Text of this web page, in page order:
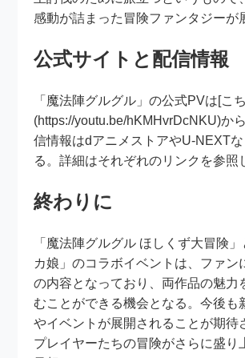
感動が詰まった冒険ファンタジーが
公式サイトと配信情報
「魔法陣グルグル」の公式PVは[こ
(https://youtu.be/hKMHvrDcNKU)か
信情報はdアニメストアやU-NEXT
る。詳細はそれぞれのリンクを参照
終わりに
「魔法陣グルグル ほしくず大冒険
カ娘」のコラボイベントは、ファン
の内容となっており、両作品の魅力
むことができる機会となる。今後も
やイベントが展開されることが期待
プレイヤーたちの冒険がさらに盛り